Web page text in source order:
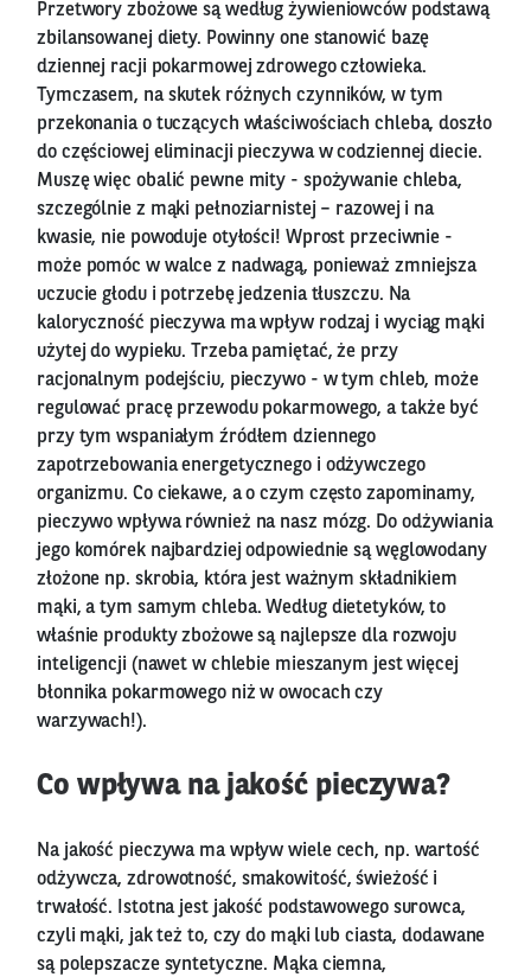
Przetwory zbożowe są według żywieniowców podstawą
zbilansowanej diety. Powinny one stanowić bazę
dziennej racji pokarmowej zdrowego człowieka.
Tymczasem, na skutek różnych czynników, w tym
przekonania o tuczących właściwościach chleba, doszło
do częściowej eliminacji pieczywa w codziennej diecie.
Muszę więc obalić pewne mity - spożywanie chleba,
szczególnie z mąki pełnoziarnistej – razowej i na
kwasie, nie powoduje otyłości! Wprost przeciwnie -
może pomóc w walce z nadwagą, ponieważ zmniejsza
uczucie głodu i potrzebę jedzenia tłuszczu. Na
kaloryczność pieczywa ma wpływ rodzaj i wyciąg mąki
użytej do wypieku. Trzeba pamiętać, że przy
racjonalnym podejściu, pieczywo - w tym chleb, może
regulować pracę przewodu pokarmowego, a także być
przy tym wspaniałym źródłem dziennego
zapotrzebowania energetycznego i odżywczego
organizmu. Co ciekawe, a o czym często zapominamy,
pieczywo wpływa również na nasz mózg. Do odżywiania
jego komórek najbardziej odpowiednie są węglowodany
złożone np. skrobia, która jest ważnym składnikiem
mąki, a tym samym chleba. Według dietetyków, to
właśnie produkty zbożowe są najlepsze dla rozwoju
inteligencji (nawet w chlebie mieszanym jest więcej
błonnika pokarmowego niż w owocach czy
warzywach!).
Co wpływa na jakość pieczywa?
Na jakość pieczywa ma wpływ wiele cech, np. wartość
odżywcza, zdrowotność, smakowitość, świeżość i
trwałość. Istotna jest jakość podstawowego surowca,
czyli mąki, jak też to, czy do mąki lub ciasta, dodawane
są polepszacze syntetyczne. Mąka ciemna,